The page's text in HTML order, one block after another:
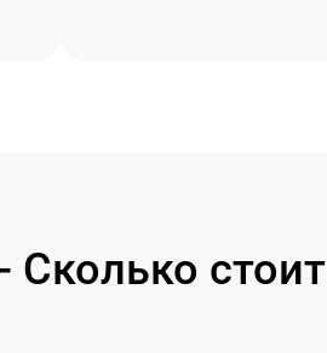
Сколько стоит